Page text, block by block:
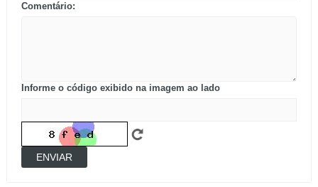
Comentário:
Informe o código exibido na imagem ao lado
ENVIAR